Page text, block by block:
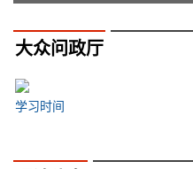
大众问政厅
学习时间